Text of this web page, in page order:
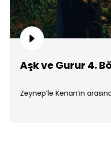
Aşk ve Gurur 4.
Zeynep’le Kenan’ın